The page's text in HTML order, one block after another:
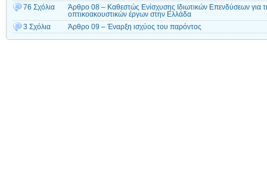
76 Σχόλια
Άρθρο 08 – Καθεστώς Ενίσχυσης Ιδιωτικών Επενδύσεων για
οπτικοακουστικών έργων στην Ελλάδα
3 Σχόλια
Άρθρο 09 – Έναρξη ισχύος του παρόντος